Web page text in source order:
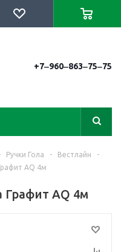
+7‒960‒863‒75‒75
Ручки Гола - Вестлайн
-
AQ 4м
Графит AQ 4м